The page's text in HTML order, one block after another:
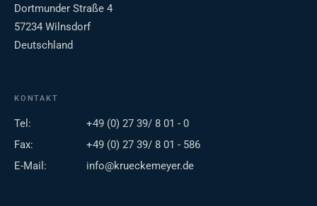
Dortmunder Straße 4
57234 Wilnsdorf
Deutschland
KONTAKT
Tel:
+49 (0) 27 39/ 8 01 - 0
Fax:
+49 (0) 27 39/ 8 01 - 586
E-Mail:
info@krueckemeyer.de